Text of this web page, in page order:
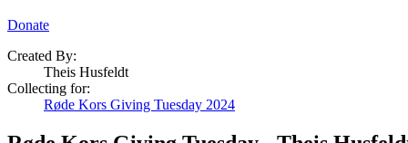
Donate
Created By:
Theis Husfeldt
Collecting for:
Røde Kors Giving Tuesday 2024